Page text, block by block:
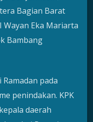
Bagian Barat
Wayan Eka Mariarta
Bambang
pada
penindakan. KPK
daerah